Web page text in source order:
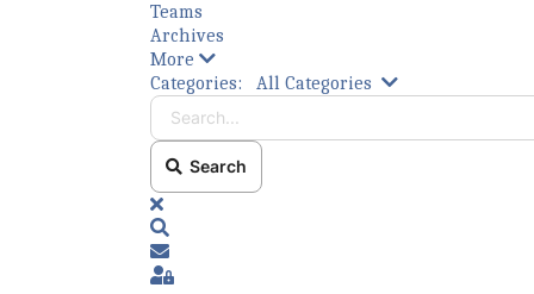
Teams
Archives
More
Bitte füllen Sie die erforderlichen Felder aus.
Categories: All Categories Search...
Search
x
Subscribe to blog
Sign In